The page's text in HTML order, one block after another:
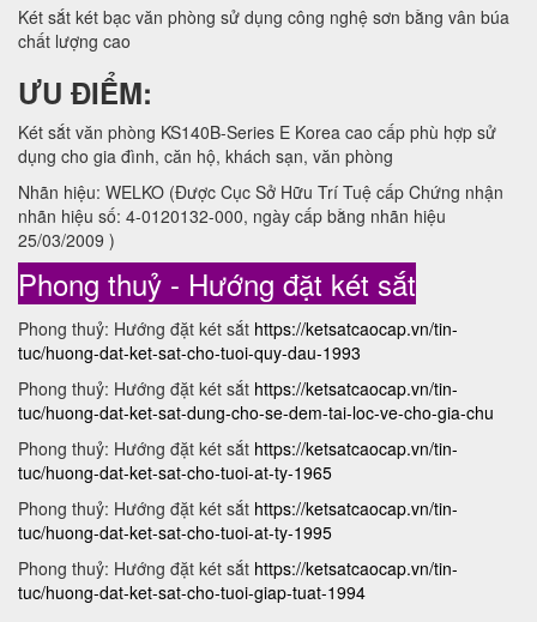
Két sắt két bạc văn phòng sử dụng công nghệ sơn bằng vân búa
chất lượng cao
ƯU ĐIỂM:
Két sắt văn phòng KS140B-Series E Korea cao cấp phù hợp sử
dụng cho gia đình, căn hộ, khách sạn, văn phòng
Nhãn hiệu: WELKO (Được Cục Sở Hữu Trí Tuệ cấp Chứng nhận
nhãn hiệu số: 4-0120132-000, ngày cấp bằng nhãn hiệu
25/03/2009 )
Phong thuỷ - Hướng đặt két sắt
Phong thuỷ: Hướng đặt két sắt https://ketsatcaocap.vn/tin-
tuc/huong-dat-ket-sat-cho-tuoi-quy-dau-1993
Phong thuỷ: Hướng đặt két sắt https://ketsatcaocap.vn/tin-
tuc/huong-dat-ket-sat-dung-cho-se-dem-tai-loc-ve-cho-gia-chu
Phong thuỷ: Hướng đặt két sắt https://ketsatcaocap.vn/tin-
tuc/huong-dat-ket-sat-cho-tuoi-at-ty-1965
Phong thuỷ: Hướng đặt két sắt https://ketsatcaocap.vn/tin-
tuc/huong-dat-ket-sat-cho-tuoi-at-ty-1995
Phong thuỷ: Hướng đặt két sắt https://ketsatcaocap.vn/tin-
tuc/huong-dat-ket-sat-cho-tuoi-giap-tuat-1994